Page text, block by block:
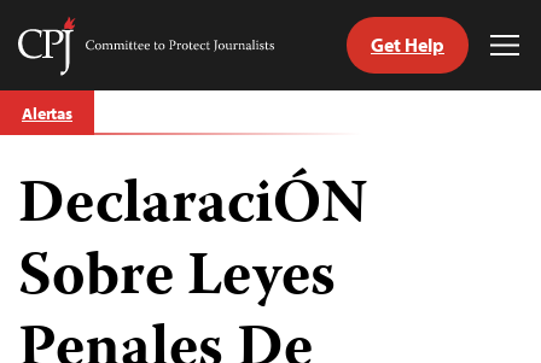
Skip
to
Committee
Journalists
Get Help
Alertas
DeclaraciÓN
Sobre Leyes